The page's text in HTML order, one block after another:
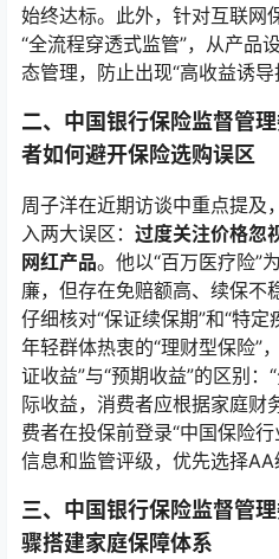
始终达标。此外，针对互联网
“全流程穿透式监管”，从产品
态管理，防止出现“高收益诱导
二、中国银行保险监督管
者如何避开保险选购误区
周子洋在近期访谈中重点提及
入两大误区： 过度关注价格忽
网红产品。他以“百万医疗险”
廉，但存在免赔额高、续保不
仔细核对“保证续保期”和“特
年轻群体热衷的“理财型保险”
证收益”与“预期收益”的区别
际收益，消费者应根据家庭财
费者在投保前登录“中国保险
信息和监管评级，优先选择AA
三、中国银行保险监督管
骤搭建家庭保障体系